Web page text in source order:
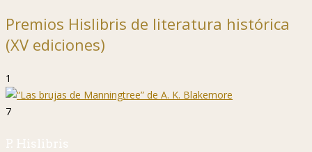
Premios Hislibris de literatura histórica
(XV ediciones)
1
7
P. Hislibris